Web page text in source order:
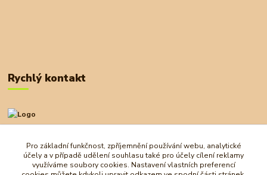
Rychlý kontakt
+420 727 972 830
obchod@ostrovherahlavolamu.cz
Pro základní funkčnost, zpříjemnění používání webu, analytické
účely a v případě udělení souhlasu také pro účely cílení reklamy
využíváme soubory cookies. Nastavení vlastních preferencí